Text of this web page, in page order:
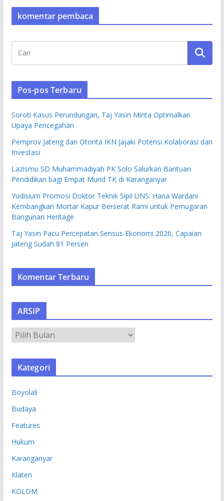
komentar pembaca
Pos-pos Terbaru
Soroti Kasus Perundungan, Taj Yasin Minta Optimalkan
Upaya Pencegahan
Pemprov Jateng dan Otorita IKN Jajaki Potensi Kolaborasi dan
Investasi
Lazismu SD Muhammadiyah PK Solo Salurkan Bantuan
Pendidikan bagi Empat Murid TK di Karanganyar
Yudisium Promosi Doktor Teknik Sipil UNS: Hana Wardani
Kembangkan Mortar Kapur Berserat Rami untuk Pemugaran
Bangunan Heritage
Taj Yasin Pacu Percepatan Sensus Ekonomi 2026, Capaian
Jateng Sudah 81 Persen
Komentar Terbaru
ARSIP
R
S
Kategori
Boyolali
Budaya
Features
Hukum
Karanganyar
Klaten
KOLOM